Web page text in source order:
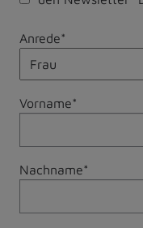
Anrede*
Vorname*
Nachname*